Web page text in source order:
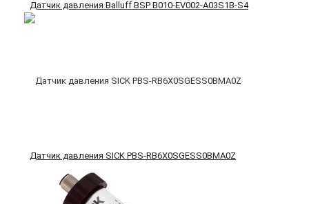
Датчик давления Balluff BSP B010-EV002-A03S1B-S4
Датчик давления SICK PBS-RB6X0SGESS0BMA0Z